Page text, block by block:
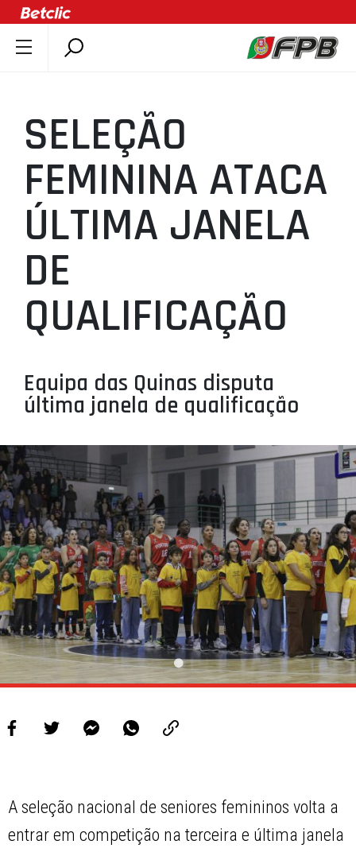
ÚLTIMAS
COMPETIÇÕES
ASSOCIAÇÕES
CLUBES
AGENTES
AGENDA
SELEÇÕES
MINIBASQUETE
PROJETOS
LIGA BETCLIC MASCULINA
LIGA BETCLIC FEMININA
SELEÇÃO
FEMININA ATACA
ÚLTIMA JANELA
DE
QUALIFICAÇÃO
Equipa das Quinas disputa
última janela de qualificação
A seleção nacional de seniores femininos volta a
entrar em competição na terceira e última janela